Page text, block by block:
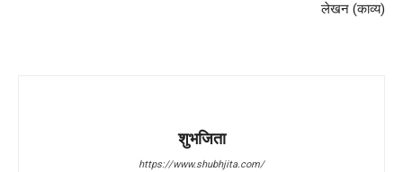
लेखन (काव्य)
शुभजिता
https://www.shubhjita.com/